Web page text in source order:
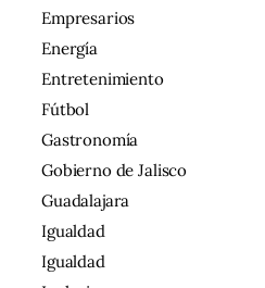
Empresarios
Energía
Entretenimiento
Fútbol
Gastronomía
Gobierno de Jalisco
Guadalajara
Igualdad
Igualdad